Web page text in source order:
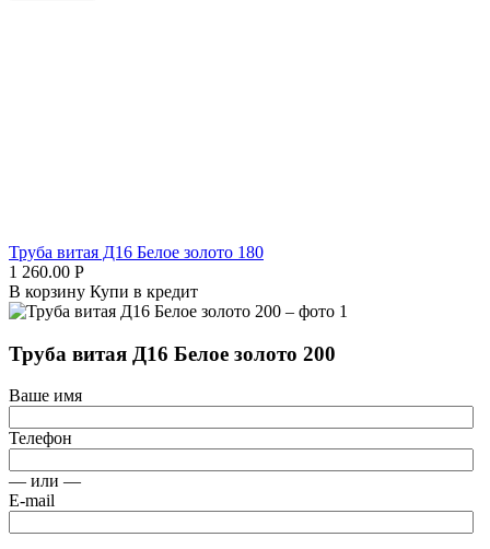
Труба витая Д16 Белое золото 180
1 260.00 Р
В корзину Купи в кредит
Труба витая Д16 Белое золото 200
Ваше имя
Телефон
— или —
E-mail